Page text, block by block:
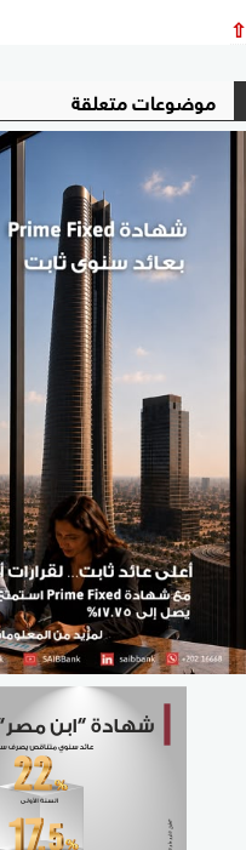
⇧
موضوعات متعلقة